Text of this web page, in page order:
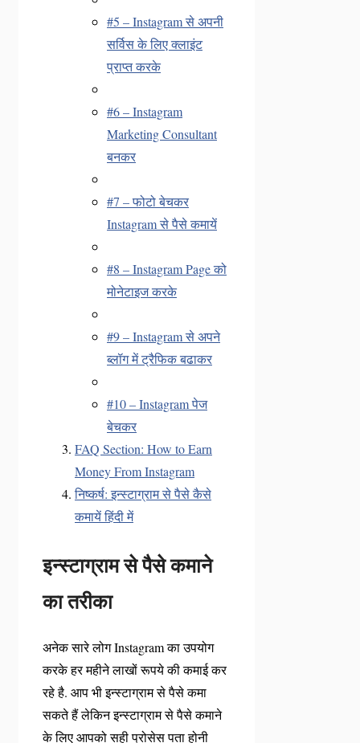
#5 – Instagram से अपनी
सर्विस के लिए क्लाइंट
प्राप्त करके
#6 – Instagram
Marketing Consultant
बनकर
#7 – फोटो बेचकर
Instagram से पैसे कमायें
#8 – Instagram Page को
मोनेटाइज करके
#9 – Instagram से अपने
ब्लॉग में ट्रैफिक बढाकर
#10 – Instagram पेज
बेचकर
FAQ Section: How to Earn
Money From Instagram
निष्कर्ष: इन्स्टाग्राम से पैसे कैसे
कमायें हिंदी में
इन्स्टाग्राम से पैसे कमाने
का तरीका
अनेक सारे लोग Instagram का उपयोग
करके हर महीने लाखों रूपये की कमाई कर
रहे है. आप भी इन्स्टाग्राम से पैसे कमा
सकते हैं लेकिन इन्स्टाग्राम से पैसे कमाने
के लिए आपको सही प्रोसेस पता होनी